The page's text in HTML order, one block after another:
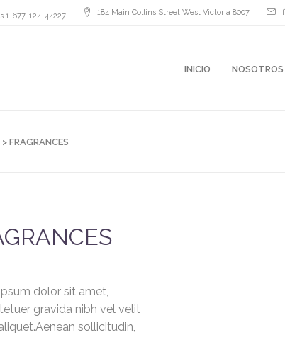
1-677-124-44227 184 Main Collins Street West Victoria 8007
INICIO NOSOTROS
> FRAGRANCES
dolor sit amet,
gravida nibh vel velit
sollicitudin,